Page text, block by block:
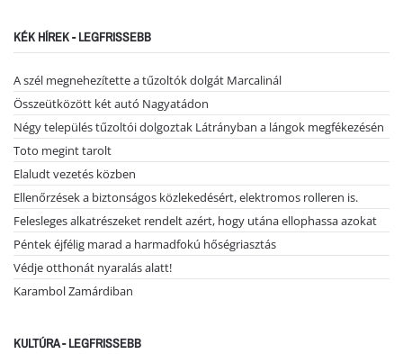
KÉK HÍREK - LEGFRISSEBB
A szél megnehezítette a tűzoltók dolgát Marcalinál
Összeütközött két autó Nagyatádon
Négy település tűzoltói dolgoztak Látrányban a lángok megfékezésén
Toto megint tarolt
Elaludt vezetés közben
Ellenőrzések a biztonságos közlekedésért, elektromos rolleren is.
Felesleges alkatrészeket rendelt azért, hogy utána ellophassa azokat
Péntek éjfélig marad a harmadfokú hőségriasztás
Védje otthonát nyaralás alatt!
Karambol Zamárdiban
KULTÚRA - LEGFRISSEBB